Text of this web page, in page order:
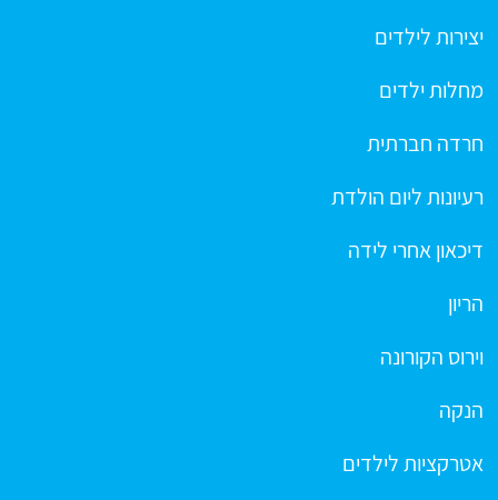
יצירות לילדים
מחלות ילדים
חרדה חברתית
רעיונות ליום הולדת
דיכאון אחרי לידה
הריון
וירוס הקורונה
הנקה
אטרקציות לילדים